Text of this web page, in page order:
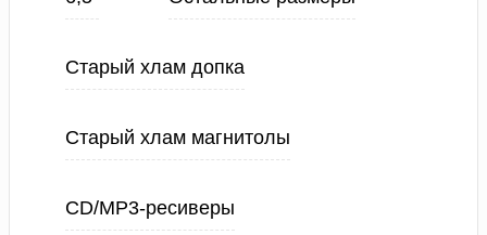
Старый хлам допка
Старый хлам магнитолы
CD/MP3-ресиверы